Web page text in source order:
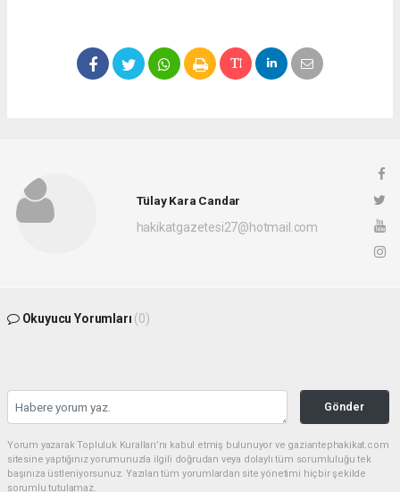
Tülay Kara Candar
hakikatgazetesi27@hotmail.com
Okuyucu Yorumları (0)
Gönder
Yorum yazarak Topluluk Kuralları’nı kabul etmiş bulunuyor ve gaziantephakikat.com
sitesine yaptığınız yorumunuzla ilgili doğrudan veya dolaylı tüm sorumluluğu tek
başınıza üstleniyorsunuz. Yazılan tüm yorumlardan site yönetimi hiçbir şekilde
sorumlu tutulamaz.